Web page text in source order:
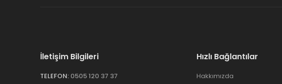
İletişim Bilgileri
TELEFON: 0505 120 37 37
Hızlı Bağlantılar
Hakkımızda